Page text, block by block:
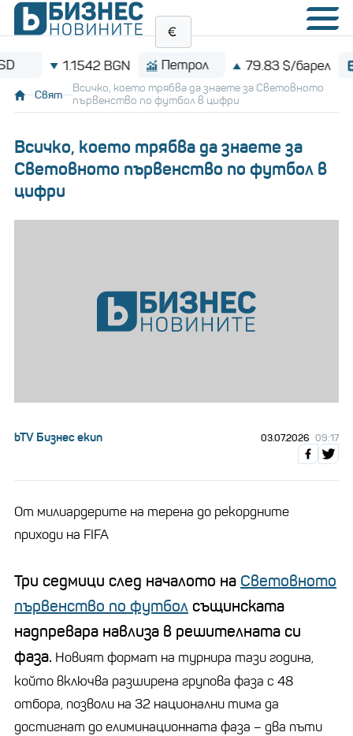
BGN Петрол 79.83 $/барел Bitcoin
Свят
Всичко, което трябва да знаете за Световното
първенство по футбол в цифри
Всичко, което трябва да знаете за
Световното първенство по футбол в
цифри
bTV Бизнес екип 03.07.2026 09:17
От милиардерите на терена до рекордните
приходи на FIFA
Три седмици след началото на Световното
първенство по футбол същинската
надпревара навлиза в решителната си
фаза. Новият формат на турнира тази година,
който включва разширена групова фаза с 48
отбора, позволи на 32 национални тима да
достигнат до елиминационната фаза – два пъти